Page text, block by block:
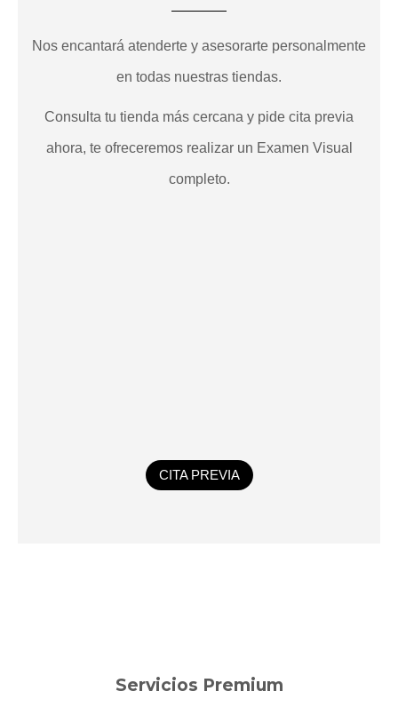
Nos encantará atenderte y asesorarte personalmente
en todas nuestras tiendas.
Consulta tu tienda más cercana y pide cita previa
ahora, te ofreceremos realizar un Examen Visual
completo.
CITA PREVIA
Servicios Premium